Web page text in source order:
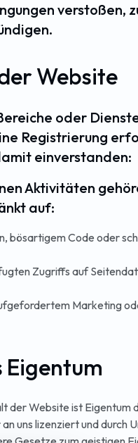
verstoßen,
Website
oder
Registrierung
einverstanden:
Aktivitäten
auf:
bösartigem Code oder
Zugriffs auf
Marketing
Eigentum
der Website ist Eigentum
uns lizenziert und durch